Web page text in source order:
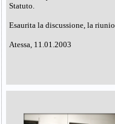
Statuto.
Esaurita la discussione, la
Atessa, 11.01.2003